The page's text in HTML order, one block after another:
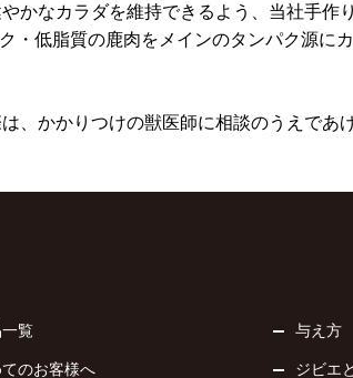
かなカラダを維持できるよう、当社手
・低脂質の鹿肉をメインのタンパク源
、かかりつけの獣医師に相談のうえであ
覧
のお客様へ
与え方
ジビエ